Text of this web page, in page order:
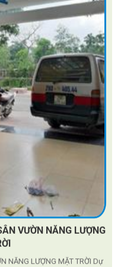
VƯỜN NĂNG LƯỢNG
NĂNG LƯỢNG MẶT TRỜI Dự